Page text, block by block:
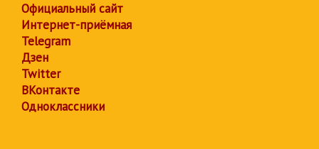
Официальный сайт
Интернет-приёмная
Telegram
Дзен
Twitter
ВКонтакте
Одноклассники